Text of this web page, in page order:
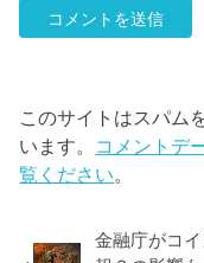
このサイトはスパム
います。 コメントデ
覧ください。
金融庁がコ